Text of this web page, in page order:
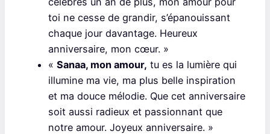
toi ne cesse de grandir, s’épanouissant
chaque jour davantage. Heureux
anniversaire, mon cœur. »
« Sanaa, mon amour, tu es la lumière qui
illumine ma vie, ma plus belle inspiration
et ma douce mélodie. Que cet anniversaire
soit aussi radieux et passionnant que
notre amour. Joyeux anniversaire. »